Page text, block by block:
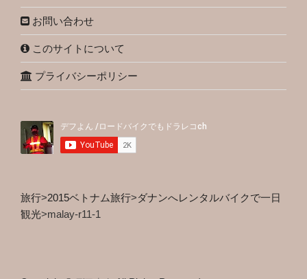
お問い合わせ
このサイトについて
プライバシーポリシー
旅行>2015ベトナム旅行>ダナンへレンタルバイクで一日
観光>malay-r11-1